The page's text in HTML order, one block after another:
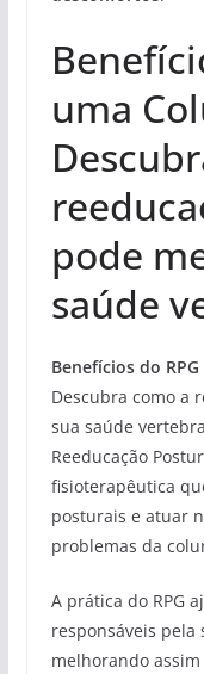
uma
pode
saúde
Benefícios do
Descubra como a
sua saúde
Reeducação
fisioterapêutica
posturais e atuar
problemas da
A prática do RPG
responsáveis pela
melhorando